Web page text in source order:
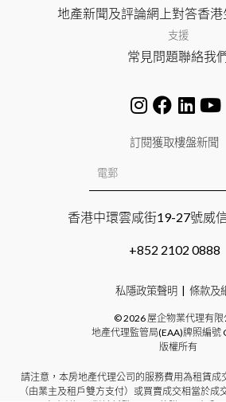
地產新聞及評論網上對答香港
支援
常見問題聯絡我
訂閱獲取樓盤新聞
香港中環雲咸街19-27號威
+852 2102 0888
私隱政策聲明 條款及
©2026屋企物業代理有限
地產代理監管局(EAA)牌照編號
版權所有
請注意，本房地產代理公司的服務費用為租賃成
（由業主及租戶雙方支付）或買賣成交相當於成